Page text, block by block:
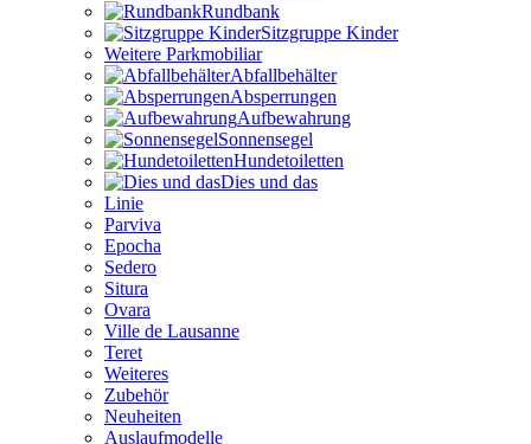
Rundbank
Sitzgruppe Kinder
Weitere Parkmobiliar
Abfallbehälter
Absperrungen
Aufbewahrung
Sonnensegel
Hundetoiletten
Dies und das
Linie
Parviva
Epocha
Sedero
Situra
Ovara
Ville de Lausanne
Teret
Weiteres
Zubehör
Neuheiten
Auslaufmodelle